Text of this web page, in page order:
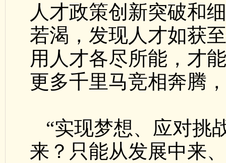
人才政策创新突破和
若渴，发现人才如获
用人才各尽所能，才
更多千里马竞相奔腾
“实现梦想、应对挑
来？只能从发展中来